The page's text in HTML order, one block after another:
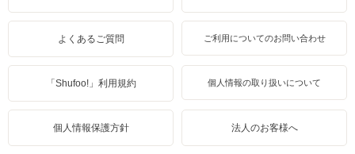
よくあるご質問 ご利用についてのお問い合わせ
「Shufoo!」利用規約 個人情報の取り扱いについて
個人情報保護方針 法人のお客様へ